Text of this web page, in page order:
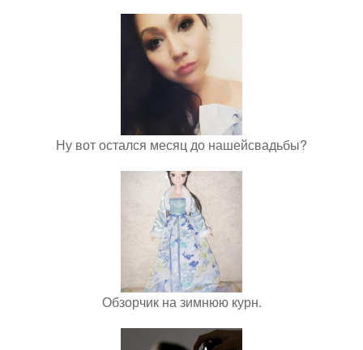
Ну вот остался месяц до нашейсвадьбы?
Обзорчик на зимнюю курн.